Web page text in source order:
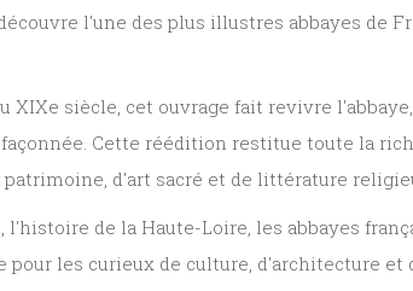
l'une des plus illustres abbayes de
XIXe siècle, cet ouvrage fait revivre
Cette réédition restitue toute la
d'art sacré et de littérature
, l'histoire de la Haute-Loire, les abbayes
les curieux de culture, d'architecture et